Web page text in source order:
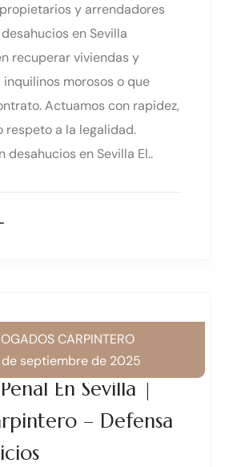
y arrendadores
en Sevilla
recuperar viviendas y
morosos o que
Actuamos con rapidez,
respeto a la legalidad.
desahucios en Sevilla El..
En Sevilla |
– Defensa
CARPINTERO
de septiembre de 2025